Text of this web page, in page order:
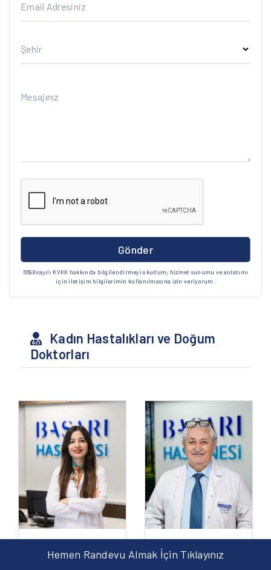
Email Adresiniz
Şehir
Mesajınız
Gönder
6698 sayılı KVKK hakkında bilgilendirmeyi okudum; hizmet sunumu ve anlatımı
için iletişim bilgilerimin kullanılmasına izin veriyorum.
Kadın Hastalıkları ve Doğum
Doktorları
EMİNE KIRŞAN İLERİ
Operatör Doktor
KENAN ÇALIŞKAN
Hemen Randevu Almak İçin Tıklayınız